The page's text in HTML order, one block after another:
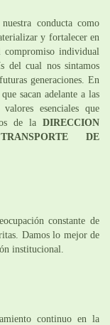
conducta como
y fortalecer en
individual
del cual nos sintamos
generaciones. En
sacan adelante a las
esenciales que
de la DIRECCION
DE
constante de
Damos lo mejor de
institucional.
continuo en la